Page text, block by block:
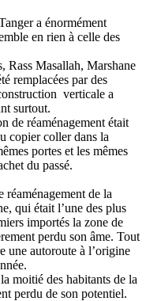
a énormément
en rien à celle des
Rass Masallah, Marshane
remplacées par des
verticale a
surtout.
de réaménagement était
copier coller dans la
portes et les mêmes
du passé.
réaménagement de la
qui était l’une des plus
importés la zone de
perdu son âme. Tout
une autoroute à l’origine
moitié des habitants de la
perdu de son potentiel.